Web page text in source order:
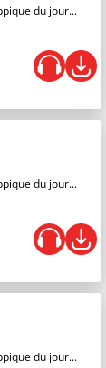
du jour...
du jour...
du jour...